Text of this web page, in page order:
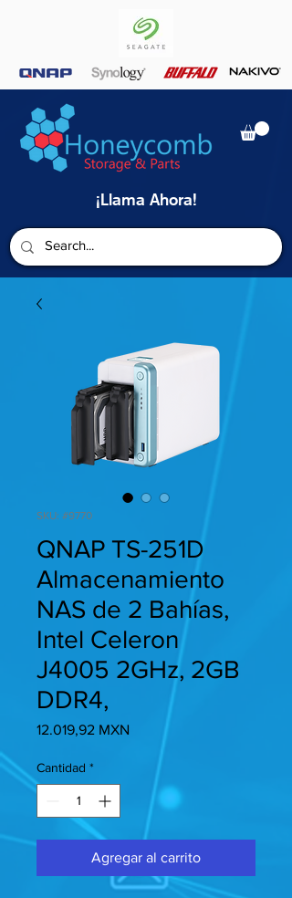
¡Llama Ahora!
SKU: #9770
QNAP TS-251D
Almacenamiento
NAS de 2 Bahías,
Intel Celeron
J4005 2GHz, 2GB
DDR4,
12.019,92 MXN
Cantidad *
Agregar al carrito